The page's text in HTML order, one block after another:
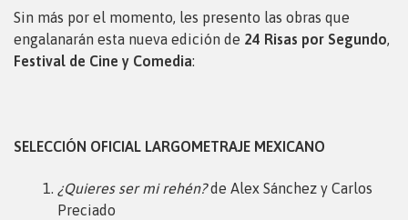
Sin más por el momento, les presento las obras que
engalanarán esta nueva edición de 24 Risas por Segundo,
Festival de Cine y Comedia:
SELECCIÓN OFICIAL LARGOMETRAJE MEXICANO
¿Quieres ser mi rehén?de Alex Sánchez y Carlos
Preciado